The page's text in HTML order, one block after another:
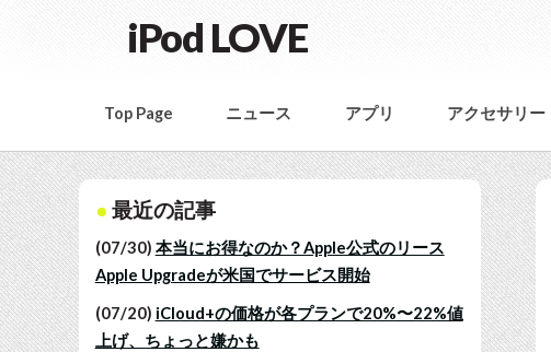
iPod LOVE
Top Page ニュース アプリ アクセサリー
最近の記事
(07/30) 本当にお得なのか？Apple公式のリース
Apple Upgradeが米国でサービス開始
(07/20) iCloud+の価格が各プランで20%〜22%値
上げ、ちょっと嫌かも